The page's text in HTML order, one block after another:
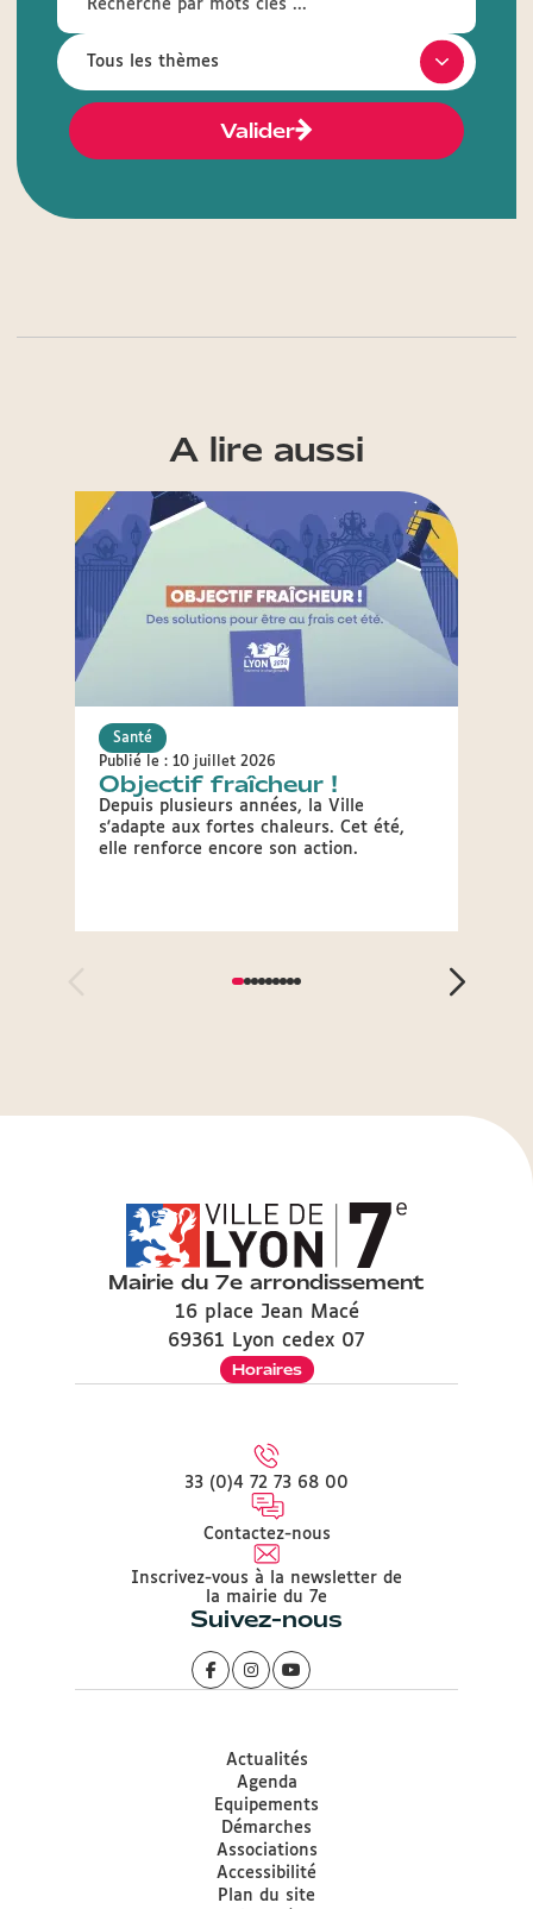
Valider
A lire aussi
Santé
Publié le : 10 juillet 2026
Objectif fraîcheur !
Depuis plusieurs années, la Ville
s'adapte aux fortes chaleurs. Cet été,
elle renforce encore son action.
Mairie du 7e arrondissement
16 place Jean Macé
69361 Lyon cedex 07
Horaires
33 (0)4 72 73 68 00
Contactez-nous
Inscrivez-vous à la newsletter de
la mairie du 7e
Suivez-nous
Actualités
Agenda
Equipements
Démarches
Associations
Accessibilité
Plan du site